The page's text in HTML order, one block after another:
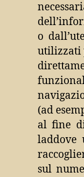
o
utilizzati
(ad
al fine
laddove
sul